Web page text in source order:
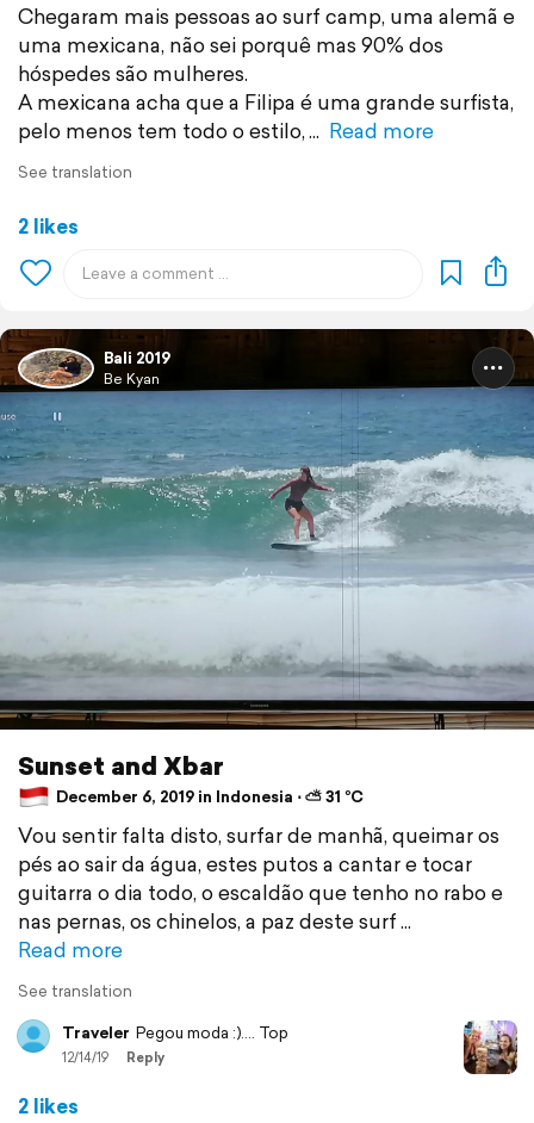
Chegaram mais pessoas ao surf camp, uma alemã e
uma mexicana, não sei porquê mas 90% dos
hóspedes são mulheres.
A mexicana acha que a Filipa é uma grande surfista,
pelo menos tem todo o estilo,
Read more
See translation
2 likes
Bali 2019
Be Kyan
Sunset and Xbar
December 6, 2019 in Indonesia ⋅ ⛅ 31 °C
Vou sentir falta disto, surfar de manhã, queimar os
pés ao sair da água, estes putos a cantar e tocar
guitarra o dia todo, o escaldão que tenho no rabo e
nas pernas, os chinelos, a paz deste surf
Read more
See translation
Traveler Pegou moda :).... Top
12/14/19 Reply
2 likes